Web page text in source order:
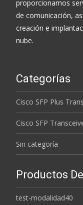
proporcionamos
de comunicación,
creación e
nube.
Categorías
Cisco SFP Plus
Cisco SFP
Sin categoría
Productos
test-modalidad40